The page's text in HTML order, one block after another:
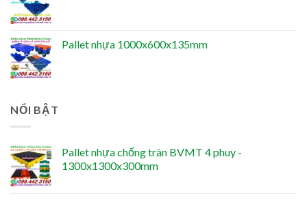
Pallet nhựa 1000x600x135mm
NỔI BẬT
Pallet nhựa chống tràn BVMT 4 phuy -
1300x1300x300mm